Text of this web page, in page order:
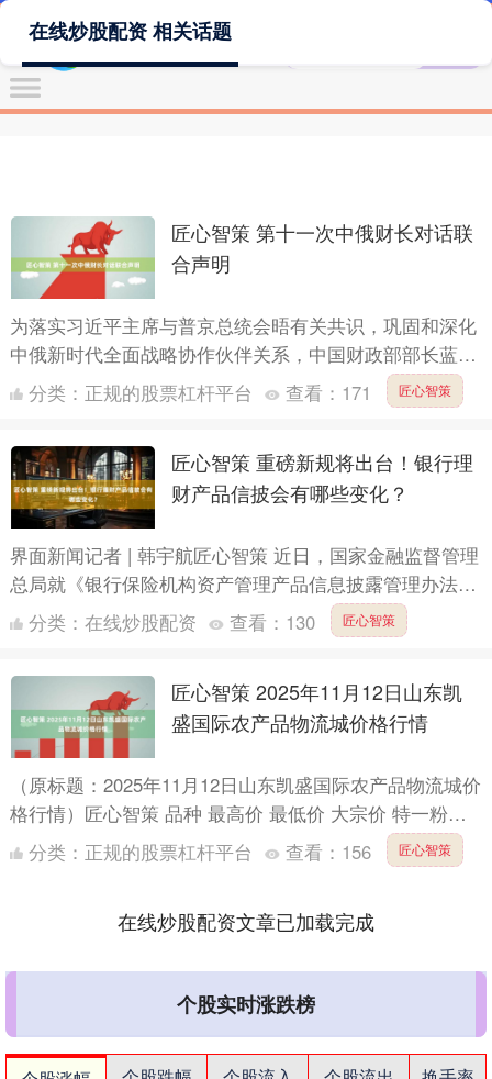
在线炒股配资 相关话题
匠心智策 第十一次中俄财长对话联
合声明
为落实习近平主席与普京总统会晤有关共识，巩固和深化
中俄新时代全面战略协作伙伴关系，中国财政部部长蓝佛
安和俄罗斯联邦财政部部长西卢阿诺夫于2025年11月4日
在北....
分类： 正规的股票杠杆平台 查看： 171 匠心智策
匠心智策 重磅新规将出台！银行理
财产品信披会有哪些变化？
界面新闻记者 | 韩宇航匠心智策 近日，国家金融监督管理
总局就《银行保险机构资产管理产品信息披露管理办法
（征求意见稿）》（以下简称《管理办法》）向社会公开
征求意....
分类： 在线炒股配资 查看： 130 匠心智策
匠心智策 2025年11月12日山东凯
盛国际农产品物流城价格行情
（原标题：2025年11月12日山东凯盛国际农产品物流城价
格行情）匠心智策 品种 最高价 最低价 大宗价 特一粉
4.20 4.20 4.20 标准粉 4.00....
分类： 正规的股票杠杆平台 查看： 156 匠心智策
在线炒股配资文章已加载完成
个股实时涨跌榜